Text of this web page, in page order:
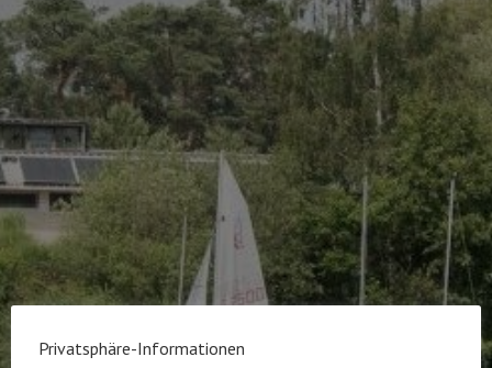
Privatsphäre-Informationen